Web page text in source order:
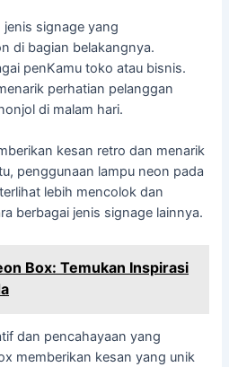
jenis signage yang
di bagian belakangnya.
penKamu toko atau bisnis.
perhatian pelanggan
di malam hari.
kesan retro dan menarik
penggunaan lampu neon pada
lebih mencolok dan
berbagai jenis signage lainnya.
Box: Temukan Inspirasi
dan pencahayaan yang
memberikan kesan yang unik